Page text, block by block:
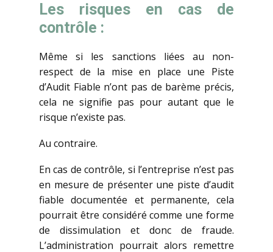
Les risques en cas de
contrôle :
Même si les sanctions liées au non-
respect de la mise en place une Piste
d’Audit Fiable n’ont pas de barème précis,
cela ne signifie pas pour autant que le
risque n’existe pas.
Au contraire.
En cas de contrôle, si l’entreprise n’est pas
en mesure de présenter une piste d’audit
fiable documentée et permanente, cela
pourrait être considéré comme une forme
de dissimulation et donc de fraude.
L’administration pourrait alors remettre